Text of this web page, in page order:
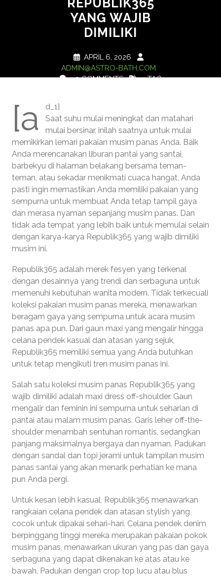
YANG WAJIB
DIMILIKI
APRIL 6, 2026
ADMIN@ASTRO-BATH.COM
0 COMMENTS
1 TAG
[a
d_1]
Saat suhu mulai meningkat dan matahari
mulai bersinar, inilah saatnya untuk mulai
memikirkan lemari pakaian musim panas Anda. Baik
Anda merencanakan liburan pantai yang santai,
barbekyu di halaman belakang bersama teman-
teman, atau sekadar menikmati cuaca hangat, Anda
pasti ingin memastikan Anda memiliki pakaian yang
sempurna untuk membuat Anda tetap tampil gaya
dan merasa nyaman sepanjang musim panas. Dan
tidak ada tempat yang lebih baik untuk memulai selain
dengan karya-karya Republik365 yang wajib dimiliki
musim ini.
Republik365 adalah merek fesyen yang terkenal
dengan desainnya yang trendi dan serbaguna untuk
memenuhi kebutuhan wanita modern. Tidak terkecuali
koleksi pakaian musim panas mereka, menawarkan
beragam gaya yang sempurna untuk acara musim
panas apa pun. Dari gaun maxi yang mengalir hingga
celana pendek kasual dan atasan yang sejuk,
Republik365 memiliki semua yang Anda butuhkan
untuk tetap mengikuti tren musim panas ini.
Salah satu koleksi musim panas Republik365 yang
wajib dimiliki adalah maxi dress off-shoulder. Gaun
mengalir dan feminin ini sempurna untuk seharian di
pantai atau malam musim panas. Garis leher off-the-
shoulder menambah sentuhan romantis, sedangkan
panjang maksimalnya bergaya dan nyaman. Padukan
dengan sandal dan topi jerami untuk tampilan musim
panas santai yang akan menarik perhatian ke mana
pun Anda pergi.
Untuk kesan lebih kasual, Republik365 menawarkan
rangkaian celana pendek dan atasan stylish yang
cocok untuk dipakai sehari-hari. Celana pendek denim
berpinggang tinggi mereka merupakan pakaian pokok
musim panas, menawarkan ukuran yang pas dan gaya
serbaguna yang dapat dikenakan ke atas atau ke
bawah. Padukan dengan crop top lucu atau blus